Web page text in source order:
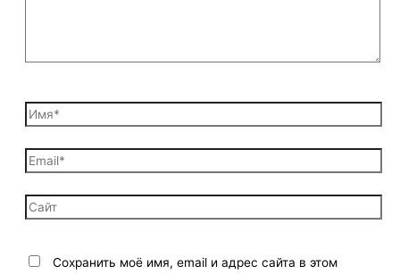
Имя*
Email*
Сайт
Сохранить моё имя, email и адрес сайта в этом